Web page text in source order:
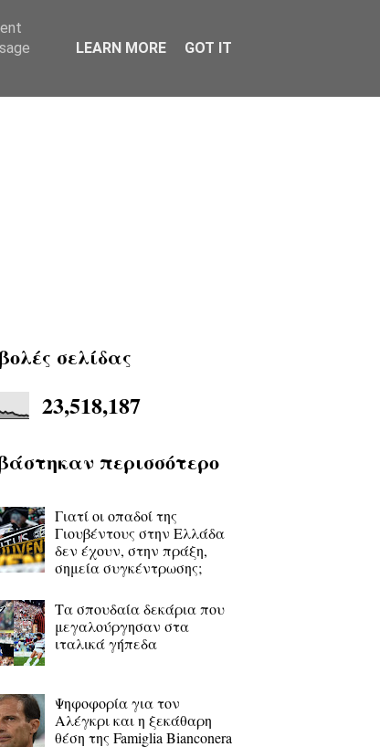
σελίδας
23,518,187
περισσότερο
Γιατί οι οπαδοί της
Γιουβέντους στην Ελλάδα
δεν έχουν, στην πράξη,
σημεία συγκέντρωσης;
Τα σπουδαία δεκάρια που
μεγαλούργησαν στα
ιταλικά γήπεδα
Ψηφοφορία για τον
Αλέγκρι και η ξεκάθαρη
θέση της Famiglia Bianconera
LEARN MORE GOT IT